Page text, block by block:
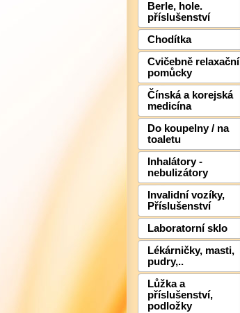
Berle, hole.
příslušenství
Chodítka
Cvičebně relaxační
pomůcky
Čínská a korejská
medicína
Do koupelny / na
toaletu
Inhalátory -
nebulizátory
Invalidní vozíky,
Příslušenství
Laboratorní sklo
Lékárničky, masti,
pudry,..
Lůžka a
příslušenství,
podložky